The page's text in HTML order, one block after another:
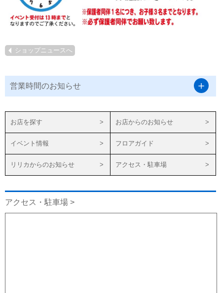
ショップニュースへ
営業時間のお知らせ
お店を探す お店からのお知らせ
イベント情報 フロアガイド
リリカからのお知らせ アクセス・駐車場
アクセス・駐車場 >